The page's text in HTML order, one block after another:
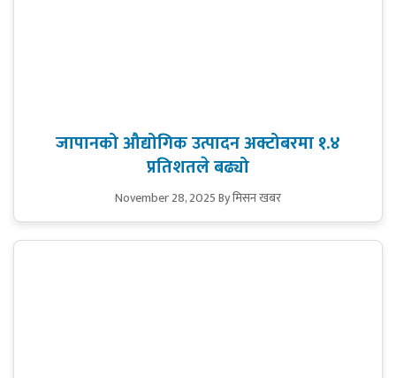
जापानको औद्योगिक उत्पादन अक्टोबरमा १.४
प्रतिशतले बढ्यो
November 28, 2025By मिसन खबर